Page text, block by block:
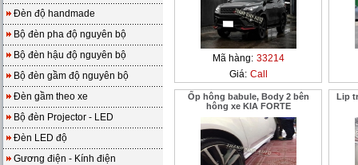
Đèn độ handmade
Bộ đèn pha độ nguyên bộ
Bộ đèn hậu độ nguyên bộ
Bộ đèn gầm độ nguyên bộ
Đèn gầm theo xe
Bộ đèn Projector - LED
Đèn LED độ
Gương điện - Kính điện
Mã hàng: 33214
Giá: Call
Ốp hông babule, Body 2 bên
hông xe KIA FORTE
Lip